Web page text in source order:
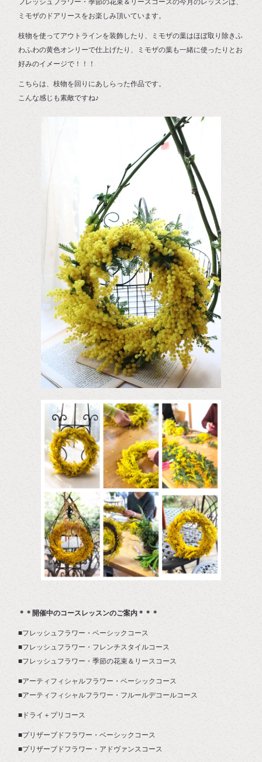
フレッシュフラワー・季節の花束＆リースコースの今月のレッスンは、
ミモザのドアリースをお楽しみ頂いています。
枝物を使ってアウトラインを装飾したり、ミモザの葉はほぼ取り除きふ
わふわの黄色オンリーで仕上げたり、ミモザの葉も一緒に使ったりとお
好みのイメージで！！！
こちらは、枝物を回りにあしらった作品です。
こんな感じも素敵ですね♪
＊＊開催中のコースレッスンのご案内＊＊＊
■フレッシュフラワー・ベーシックコース
■フレッシュフラワー・フレンチスタイルコース
■フレッシュフラワー・季節の花束＆リースコース
■アーティフィシャルフラワー・ベーシックコース
■アーティフィシャルフラワー・フルールデコールコース
■ドライ＋プリコース
■プリザーブドフラワー・ベーシックコース
■プリザーブドフラワー・アドヴァンスコース